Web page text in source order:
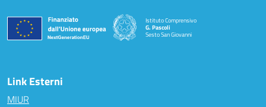
Istituto Comprensivo
G. Pascoli
Sesto San Giovanni
Link Esterni
MIUR